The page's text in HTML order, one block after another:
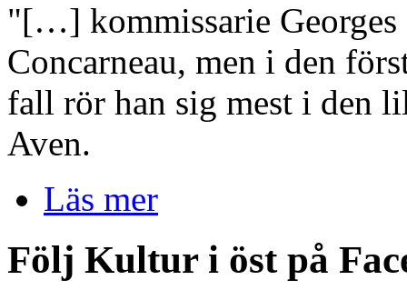
"[…] kommissarie Georges
Concarneau, men i den
fall rör han sig mest i den
Aven.
Läs mer
Följ Kultur i öst på